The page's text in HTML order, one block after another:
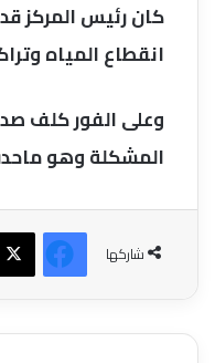
كان رئيس المركز
انقطاع المياه
وعلى الفور كلف
المشكلة وهو
شاركها